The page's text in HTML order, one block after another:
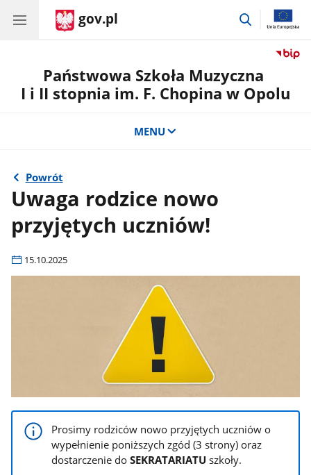
gov.pl
przejdź
Państwowa Szkoła Muzyczna
I i II stopnia im. F. Chopina w Opolu
MENU
Powrót
Uwaga rodzice nowo
przyjętych uczniów!
15.10.2025
Prosimy rodziców nowo przyjętych uczniów o
wypełnienie poniższych zgód (3 strony) oraz
dostarczenie doSEKRATARIATUszkoły.